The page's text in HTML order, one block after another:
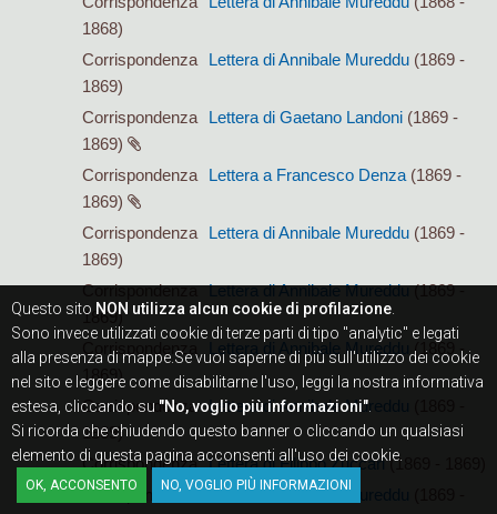
1868)
Corrispondenza
Lettera di Annibale Mureddu (1869 -
1869)
Corrispondenza
Lettera di Gaetano Landoni (1869 -
1869)
Corrispondenza
Lettera a Francesco Denza (1869 -
1869)
Corrispondenza
Lettera di Annibale Mureddu (1869 -
1869)
Corrispondenza Lettera di Annibale Mureddu(1869 -
1869)
Corrispondenza
Lettera di Annibale Mureddu
(1869 -
1869)
Corrispondenza
Lettera di Annibale Mureddu
1869)
Corrispondenza Lettera di Filippo Zuccari(1869 - 1869)
Corrispondenza Lettera di Annibale Mureddu
Questo sito NON utilizza alcun cookie di profilazione
Sono invece utilizzati cookie di terze parti di tipo "analytic" e legati
alla presenza di mappe.Se vuoi saperne di più sull'utilizzo dei cookie
nel sito e leggere come disabilitarne l'uso, leggi la nostra informativa
estesa, cliccando su "No, voglio più informazioni"
Si ricorda che chiudendo questo banner o cliccando un qualsiasi
elemento di questa pagina acconsenti all'uso dei cookie.
OK, ACCONSENTO NO, VOGLIO PIÙ INFORMAZIONI